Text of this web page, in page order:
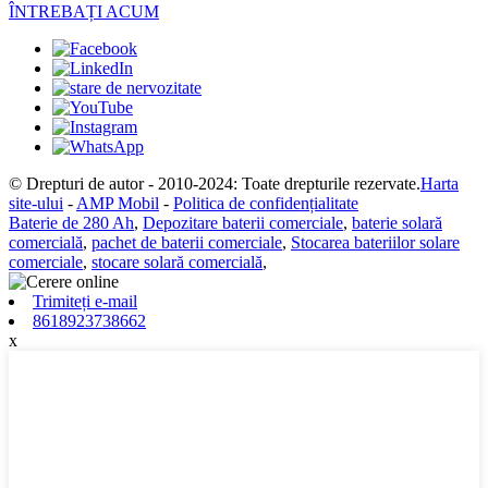
ÎNTREBAȚI ACUM
© Drepturi de autor - 2010-2024: Toate drepturile rezervate.Harta
site-ului - AMP Mobil - Politica de confidențialitate
Baterie de 280 Ah, Depozitare baterii comerciale, baterie solară
comercială, pachet de baterii comerciale, Stocarea bateriilor solare
comerciale, stocare solară comercială,
Trimiteți e-mail
8618923738662
x